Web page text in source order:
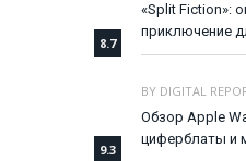
8.7
«Split Fiction»:
приключение
9.3
BY DIGITAL
Обзор Apple
циферблаты и